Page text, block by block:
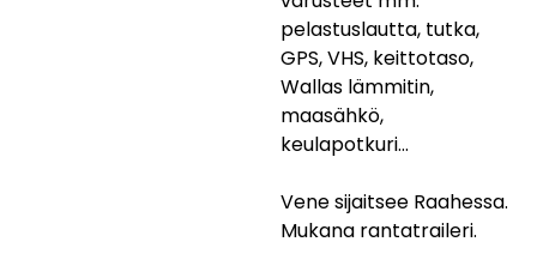
pelastuslautta, tutka,
GPS, VHS, keittotaso,
Wallas lämmitin,
maasähkö,
keulapotkuri…
Vene sijaitsee Raahessa.
Mukana rantatraileri.